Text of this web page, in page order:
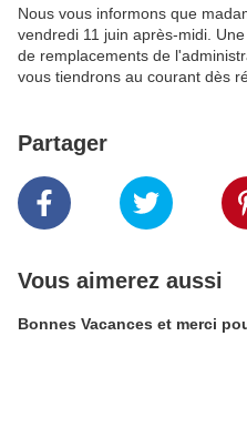
Nous vous informons que
vendredi 11 juin après-midi.
de remplacements de
vous tiendrons au courant dès
Partager
Vous aimerez aussi
Bonnes Vacances et merci